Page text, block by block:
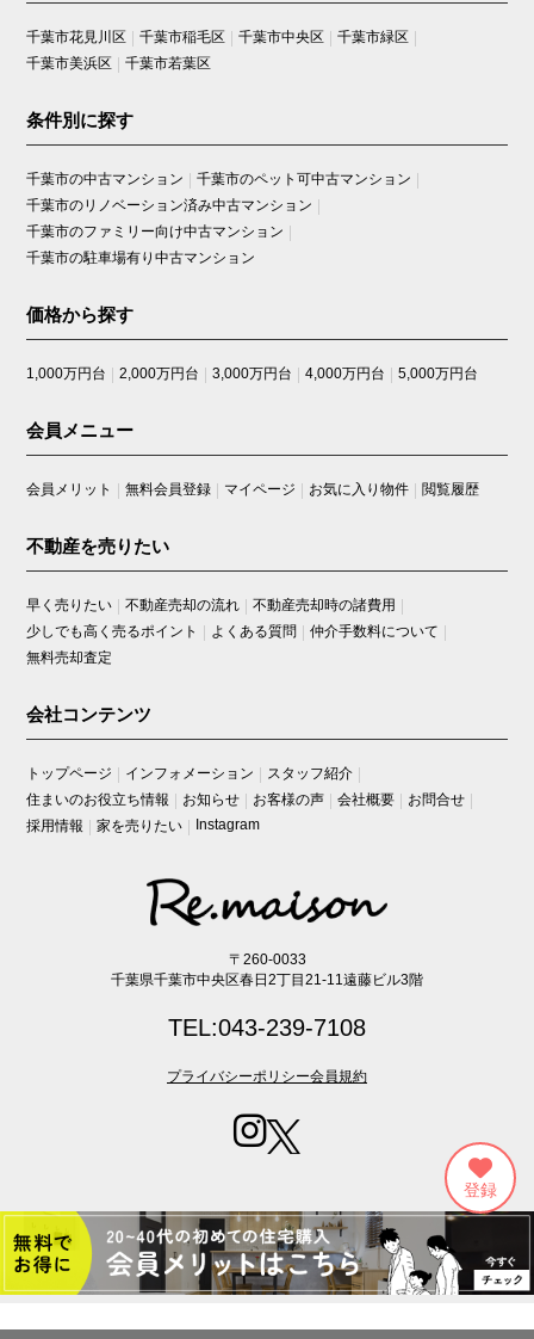
千葉市花見川区 千葉市稲毛区 千葉市中央区
千葉市緑区
千葉市美浜区
千葉市若葉区
条件別に探す
千葉市の中古マンション
千葉市のペット可中古マンション
千葉市のリノベーション済み中古マンション
千葉市のファミリー向け中古マンション
千葉市の駐車場有り中古マンション
価格から探す
1,000万円台 2,000万円台 3,000万円台 4,000万円台 5,000万円台
会員メニュー
会員メリット 無料会員登録 マイページ お気に入り物件 閲覧履歴
不動産を売りたい
早く売りたい 不動産売却の流れ
不動産売却時の諸費用
少しでも高く売るポイント
よくある質問
仲介手数料について
無料売却査定
会社コンテンツ
トップページ インフォメーション
スタッフ紹介
住まいのお役立ち情報
お知らせ お客様の声 会社概要
お問合せ
採用情報
家を売りたい Instagram
〒260-0033
千葉県千葉市中央区春日2丁目21-11遠藤ビル3階
TEL:043-239-7108
プライバシーポリシー会員規約
Copyright (C) Re・maison lnc. All Rights Reserved.